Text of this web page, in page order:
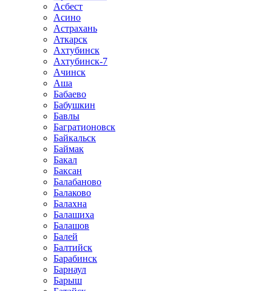
Асбест
Асино
Астрахань
Аткарск
Ахтубинск
Ахтубинск-7
Ачинск
Аша
Бабаево
Бабушкин
Бавлы
Багратионовск
Байкальск
Баймак
Бакал
Баксан
Балабаново
Балаково
Балахна
Балашиха
Балашов
Балей
Балтийск
Барабинск
Барнаул
Барыш